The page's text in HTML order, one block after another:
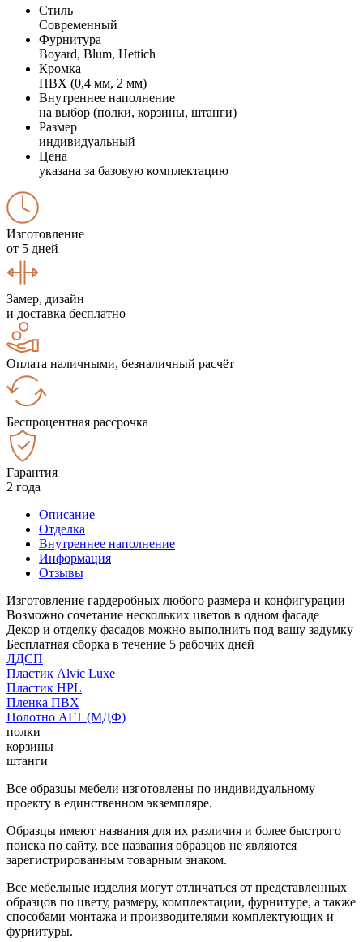
Стиль
Современный
Фурнитура
Boyard, Blum, Hettich
Кромка
ПВХ (0,4 мм, 2 мм)
Внутреннее наполнение
на выбор (полки, корзины, штанги)
Размер
индивидуальный
Цена
указана за базовую комплектацию
Изготовление
от 5 дней
Замер, дизайн
и доставка бесплатно
Оплата наличными, безналичный расчёт
Беспроцентная рассрочка
Гарантия
2 года
Описание
Отделка
Внутреннее наполнение
Информация
Отзывы
Изготовление гардеробных любого размера и конфигурации
Возможно сочетание нескольких цветов в одном фасаде
Декор и отделку фасадов можно выполнить под вашу задумку
Бесплатная сборка в течение 5 рабочих дней
ЛДСП
Пластик Alvic Luxe
Пластик HPL
Пленка ПВХ
Полотно АГТ (МДФ)
полки
корзины
штанги
Все образцы мебели изготовлены по индивидуальному
проекту в единственном экземпляре.
Образцы имеют названия для их различия и более быстрого
поиска по сайту, все названия образцов не являются
зарегистрированным товарным знаком.
Все мебельные изделия могут отличаться от представленных
образцов по цвету, размеру, комплектации, фурнитуре, а также
способами монтажа и производителями комплектующих и
фурнитуры.